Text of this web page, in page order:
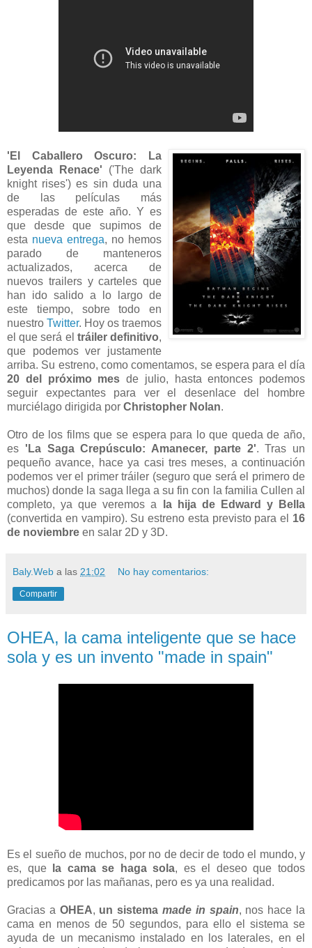
'El Caballero Oscuro: La
Leyenda Renace' ('The dark
knight rises') es sin duda una
de las películas más
esperadas de este año. Y es
que desde que supimos de
esta nueva entrega, no hemos
parado de manteneros
actualizados, acerca de
nuevos trailers y carteles que
han ido salido a lo largo de
este tiempo, sobre todo en
nuestro Twitter. Hoy os traemos
el que será el tráiler definitivo,
que podemos ver justamente
arriba. Su estreno, como comentamos, se espera para el día
20 del próximo mes de julio, hasta entonces podemos
seguir expectantes para ver el desenlace del hombre
murciélago dirigida por Christopher Nolan.
Otro de los films que se espera para lo que queda de año,
es 'La Saga Crepúsculo: Amanecer, parte 2'. Tras un
pequeño avance, hace ya casi tres meses, a continuación
podemos ver el primer tráiler (seguro que será el primero de
muchos) donde la saga llega a su fin con la familia Cullen al
completo, ya que veremos a
la hija de Edward y Bella
(convertida en vampiro). Su estreno esta previsto para el 16
de noviembre en salar 2D y 3D.
Baly.Web a las 21:02 No hay comentarios:
Compartir
OHEA, la cama inteligente que se hace
sola y es un invento "made in spain"
Es el sueño de muchos, por no de decir de todo el mundo, y
es, que
la cama se haga sola, es el deseo que todos
predicamos por las mañanas, pero es ya una realidad.
Gracias a OHEA, un sistemamade in spain, nos hace la
cama en menos de 50 segundos, para ello el sistema se
ayuda de un mecanismo instalado en los laterales, en el